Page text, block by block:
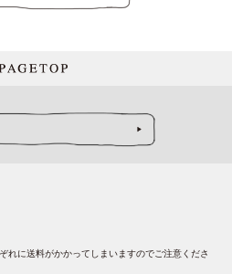
れに送料がかかってしまいますのでご注意くださ